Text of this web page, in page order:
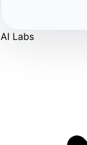
AI Labs